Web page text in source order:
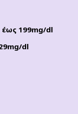
έως 199mg/dl
mg/dl